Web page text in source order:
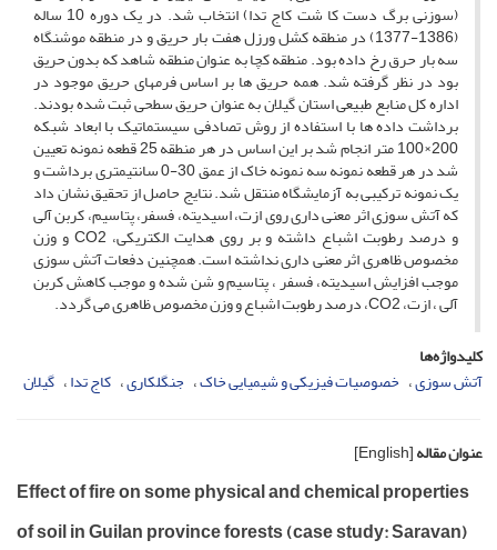
(سوزنی برگ دست کا شت کاج تدا) انتخاب شد. در یک دوره 10 ساله
(1386-1377) در منطقه کشل ورزل هفت بار حریق و در منطقه موشنگاه
سه بار حرق رخ داده بود. منطقه کچا به عنوان منطقه شاهد که بدون حریق
بود در نظر گرفته شد. همه حریق ها بر اساس فرمهای حریق موجود در
اداره کل منابع طبیعی استان گیلان به عنوان حریق سطحی ثبت شده بودند.
برداشت داده ها با استفاده از روش تصادفی سیستماتیک با ابعاد شبکه
200×100 متر انجام شد بر این اساس در هر منطقه 25 قطعه نمونه تعیین
شد در هر قطعه نمونه سه نمونه خاک از عمق 30-0 سانتیمتری برداشت و
یک نمونه ترکیبی به آزمایشگاه منتقل شد. نتایج حاصل از تحقیق نشان داد
که آتش سوزی اثر معنی داری روی ازت، اسیدیته، فسفر، پتاسیم، کربن آلی
و درصد رطوبت اشباع داشته و بر روی هدایت الکتریکی، CO2 و وزن
مخصوص ظاهری اثر معنی داری نداشته است. همچنین دفعات آتش سوزی
موجب افزایش اسیدیته، فسفر ، پتاسیم و شن شده و موجب کاهش کربن
آلی ، ازت، CO2، درصد رطوبت اشباع و وزن مخصوص ظاهری می گردد.
کلیدواژه‌ها
آتش سوزی خصوصیات فیزیکی و شیمیایی خاک جنگلکاری کاج تدا گیلان
عنوان مقاله[English]
Effect of fire on some physical and chemical properties
of soil in Guilan province forests (case study: Saravan)